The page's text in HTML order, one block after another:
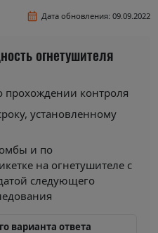
Дата обновления: 09.09.2022
огнетушителя
прохождении контроля
установленному
и по
на огнетушителе с
следующего
варианта ответа